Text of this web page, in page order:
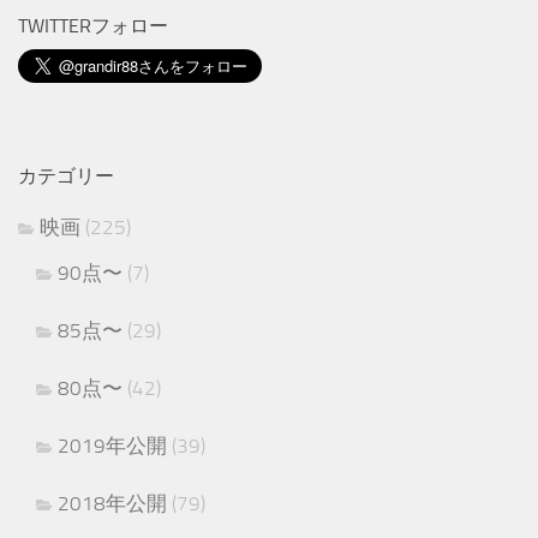
TWITTERフォロー
カテゴリー
映画 (225)
90点〜 (7)
85点〜 (29)
80点〜 (42)
2019年公開 (39)
2018年公開 (79)